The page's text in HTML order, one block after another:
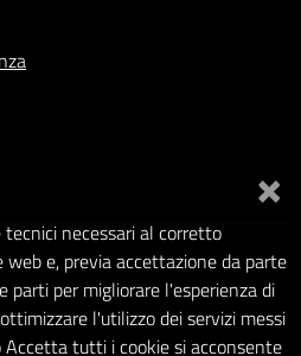
×
necessari al corretto
e, previa accettazione da parte
parti per migliorare l'esperienza di
l'utilizzo dei servizi messi
Accetta tutti i cookie si acconsente